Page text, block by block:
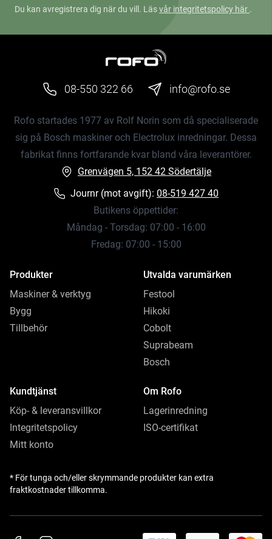
Du kan avregistrera dig när du vill. Läsvår integritetspolicy här .
08-550 322 66 info@rofo.se
Rofo startades 1977 av Rolf Norin som då specialiserade
sig på Bosch maskiner och Electrolux inredningar. Dessa
fabrikat finns fortfarande kvar bland våra leverantörer.
Grenvägen 5, 152 42 Södertälje
Journr (mot avgift): 08-519 427 40
Butikens öppettider:
Måndag - Torsdag: 07:00 - 16:00
Fredag: 07:00 - 15:00
Produkter
Maskiner & verktyg
Bygg
Tillbehör
Utvalda varumärken
Festool
Hikoki
Cobolt
Suprabeam
Bosch
Kundtjänst
Köp- & leveransvillkor
Integritetspolicy
Mitt konto
Om Rofo
Lagerinredning
ISO-certifikat
* För tunga och/eller skrymmande produkter kan extra
fraktkostnader tillkomma.